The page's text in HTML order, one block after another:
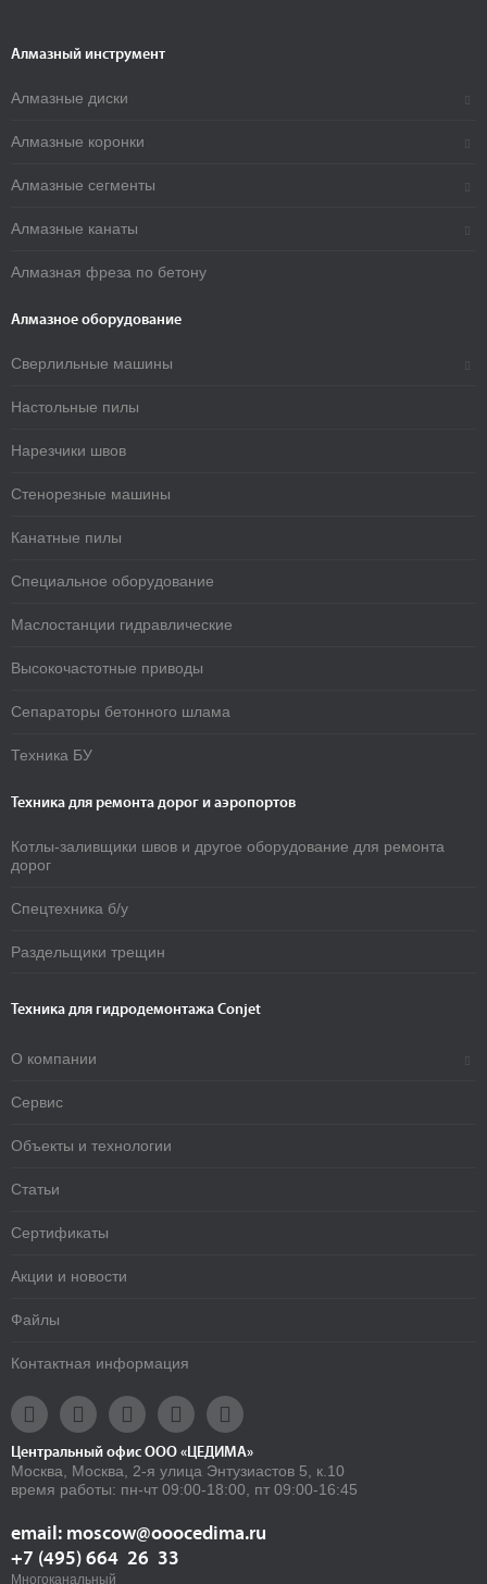
Алмазный инструмент
Алмазные диски
Алмазные коронки
Алмазные сегменты
Алмазные канаты
Алмазная фреза по бетону
Алмазное оборудование
Сверлильные машины
Настольные пилы
Нарезчики швов
Стенорезные машины
Канатные пилы
Специальное оборудование
Маслостанции гидравлические
Высокочастотные приводы
Сепараторы бетонного шлама
Техника БУ
Техника для ремонта дорог и аэропортов
Котлы-заливщики швов и другое оборудование для ремонта
дорог
Спецтехника б/у
Раздельщики трещин
Техника для гидродемонтажа Conjet
О компании
Сервис
Объекты и технологии
Статьи
Сертификаты
Акции и новости
Файлы
Контактная информация
    
Центральный офис ООО «ЦЕДИМА»
Москва, Москва, 2-я улица Энтузиастов 5, к.10
время работы: пн-чт 09:00-18:00, пт 09:00-16:45
email: moscow@ooocedima.ru
+7 (495) 664 26 33
Многоканальный